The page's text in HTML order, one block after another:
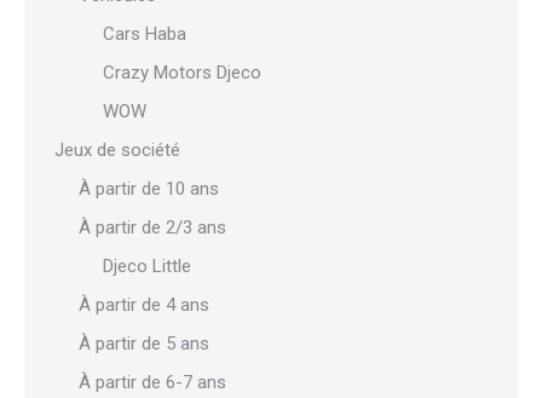
Cars Haba
Crazy Motors Djeco
WOW
Jeux de société
À partir de 10 ans
À partir de 2/3 ans
Djeco Little
À partir de 4 ans
À partir de 5 ans
À partir de 6-7 ans